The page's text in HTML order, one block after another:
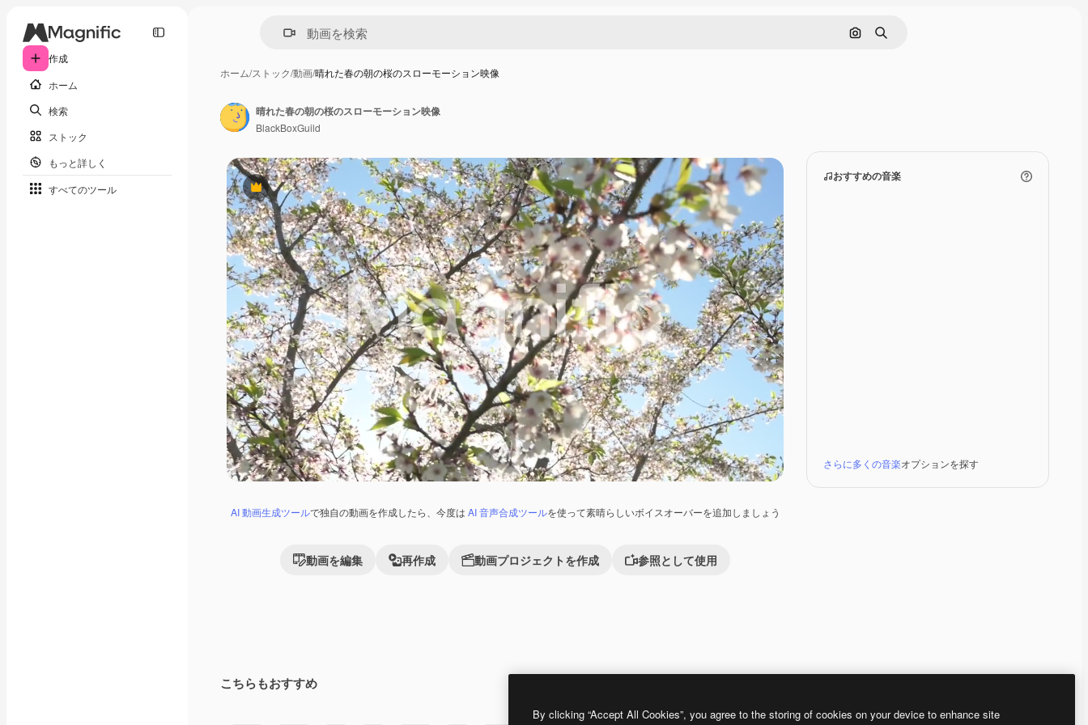
作成
ホーム
検索
ストック
もっと詳しく
すべてのツール
画像で検索
検索
ホーム/ストック/動画/晴れた春の朝の桜のスローモーション映像
Premium
AI 動画生成ツールで独自の動画を作成したら、今度は AI 音声合成ツールを使って素晴らしいボイスオーバーを追加しましょう
動画を編集 再作成 動画プロジェクトを作成 参照として使用
おすすめの音楽
さらに多くの音楽オプションを探す
晴れた春の朝の桜のスローモーション映像
BlackBoxGuild
こちらもおすすめ
By clicking “Accept All Cookies”, you agree to the storing of cookies on your device to enhance site